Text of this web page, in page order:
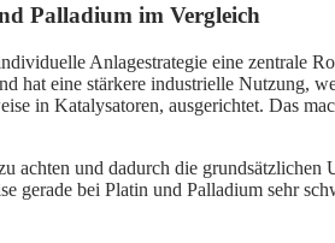
Palladium im Vergleich
Anlagestrategie eine zentrale
hat eine stärkere industrielle Nutzung,
in Katalysatoren, ausgerichtet. Das
achten und dadurch die
gerade bei Platin und Palladium sehr